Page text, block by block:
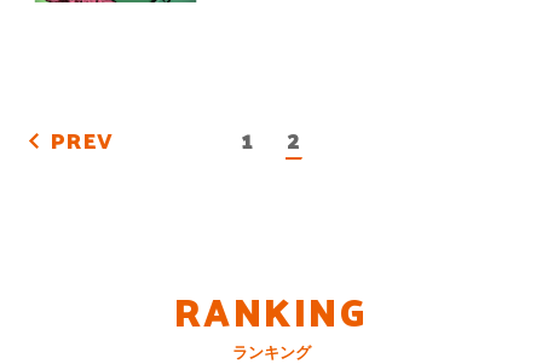
PREV 1 2
RANKING
ランキング